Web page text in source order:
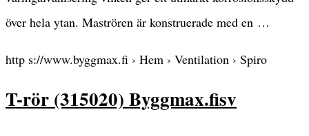
över hela ytan. Maströren är konstruerade med en …
http s://www.byggmax.fi › Hem › Ventilation › Spiro
T-rör (315020) Byggmax.fisv